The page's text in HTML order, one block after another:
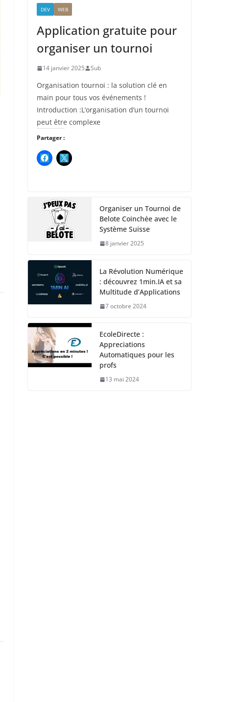
DEV WEB
Application gratuite pour
organiser un tournoi
14 janvier 2025 Sub
Organisation tournoi : la solution clé en
main pour tous vos événements !
Introduction :L’organisation d’un tournoi
peut être complexe
Partager :
Organiser un Tournoi de
Belote Coinchée avec le
Système Suisse
8 janvier 2025
La Révolution Numérique
: découvrez 1min.IA et sa
Multitude d’Applications
7 octobre 2024
EcoleDirecte :
Appreciations
Automatiques pour les
profs
13 mai 2024